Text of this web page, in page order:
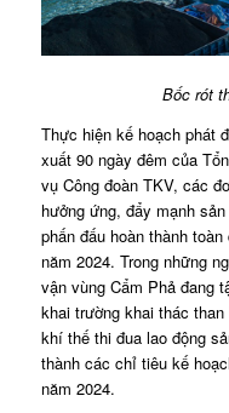
Bốc rót
Thực hiện kế hoạch phát
xuất 90 ngày đêm của
vụ Công đoàn TKV, các
hưởng ứng, đẩy mạnh
phấn đấu hoàn thành
năm 2024. Trong những
vận vùng Cẩm Phả đang
khai trường khai thác
khí thế thi đua lao động
thành các chỉ tiêu kế
năm 2024.